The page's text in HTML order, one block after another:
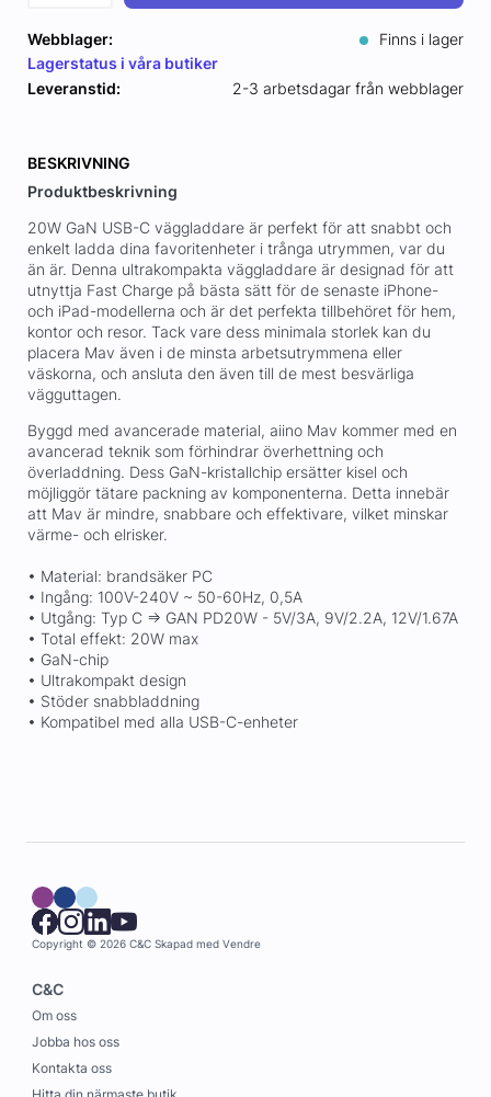
Webblager:
Finns i lager
Lagerstatus i våra butiker
Leveranstid:
2-3 arbetsdagar från webblager
BESKRIVNING
Produktbeskrivning
20W GaN USB-C väggladdare är perfekt för att snabbt och
enkelt ladda dina favoritenheter i trånga utrymmen, var du
än är. Denna ultrakompakta väggladdare är designad för att
utnyttja Fast Charge på bästa sätt för de senaste iPhone-
och iPad-modellerna och är det perfekta tillbehöret för hem,
kontor och resor. Tack vare dess minimala storlek kan du
placera Mav även i de minsta arbetsutrymmena eller
väskorna, och ansluta den även till de mest besvärliga
vägguttagen.
Byggd med avancerade material, aiino Mav kommer med en
avancerad teknik som förhindrar överhettning och
överladdning. Dess GaN-kristallchip ersätter kisel och
möjliggör tätare packning av komponenterna. Detta innebär
att Mav är mindre, snabbare och effektivare, vilket minskar
värme- och elrisker.
• Material: brandsäker PC
• Ingång: 100V-240V ~ 50-60Hz, 0,5A
• Utgång: Typ C => GAN PD20W - 5V/3A, 9V/2.2A, 12V/1.67A
• Total effekt: 20W max
• GaN-chip
• Ultrakompakt design
• Stöder snabbladdning
• Kompatibel med alla USB-C-enheter
Copyright © 2026 C&C Skapad med Vendre
C&C
Om oss
Jobba hos oss
Kontakta oss